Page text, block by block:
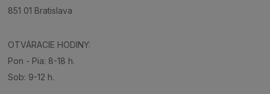
851 01 Bratislava
OTVÁRACIE HODINY:
Pon - Pia: 8-18 h.
Sob: 9-12 h.